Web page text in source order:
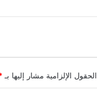
الحقول الإلزامية مشار إليها بـ